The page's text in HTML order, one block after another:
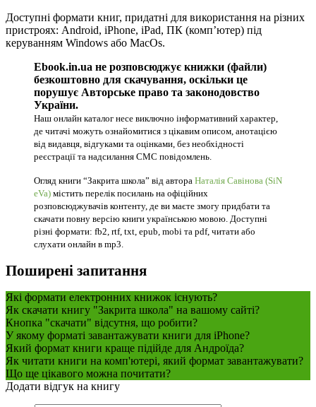
Доступні формати книг, придатні для використання на різних
пристроях: Android, iPhone, iPad, ПК (комп’ютер) під
керуванням Windows або MacOs.
Ebook.in.ua не розповсюджує книжки (файли)
безкоштовно для скачування, оскільки це
порушує Авторське право та законодовство
України.
Наш онлайн каталог несе виключно інформативний характер,
де читачі можуть ознайомитися з цікавим описом, анотацією
від видавця, відгуками та оцінками, без необхідності
реєстрації та надсилання СМС повідомлень.
Огляд книги “Закрита школа” від автора Наталія Савінова (SiN
eVa) містить перелік посилань на офіційних
розповсюджувачів контенту, де ви маєте змогу придбати та
скачати повну версію книги українською мовою. Доступні
різні формати: fb2, rtf, txt, epub, mobi та pdf, читати або
слухати онлайн в mp3.
Поширені запитання
Які формати електронних книжок існують?
Як скачати книгу "Закрита школа" на вашому сайті?
Кнопка "скачати" відсутня, що робити?
У якому форматі завантажувати книги для iPhone?
Який формат книги краще підійде для Андроїда?
Як читати книги на комп'ютері, який формат завантажувати?
Що ще цікавого можна почитати?
Додати відгук на книгу